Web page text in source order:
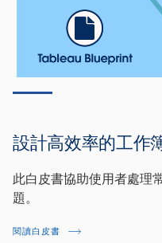
設計高效率的工作
此白皮書協助使用者處理
題。
閱讀白皮書